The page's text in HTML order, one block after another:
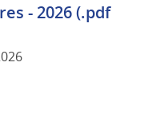
- 2026 (.pdf